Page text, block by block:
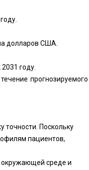
долларов США.
году.
прогнозируемого
точности. Поскольку
пациентов,
окружающей среде и